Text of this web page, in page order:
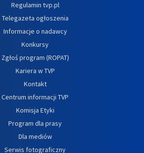
Regulamin tvp.pl
Telegazeta ogłoszenia
Informacje o nadawcy
Konkursy
Zgłoś program (ROPAT)
Kariera w TVP
Kontakt
Centrum informacji TVP
Komisja Etyki
Program dla prasy
Dla mediów
Serwis fotograficzny